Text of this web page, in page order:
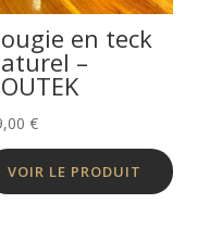
en teck
–
€
VOIR LE PRODUIT